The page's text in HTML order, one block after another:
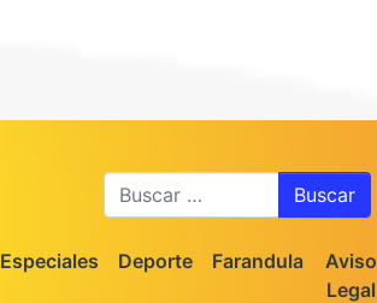
Especiales Deporte Farandula
Aviso
Legal